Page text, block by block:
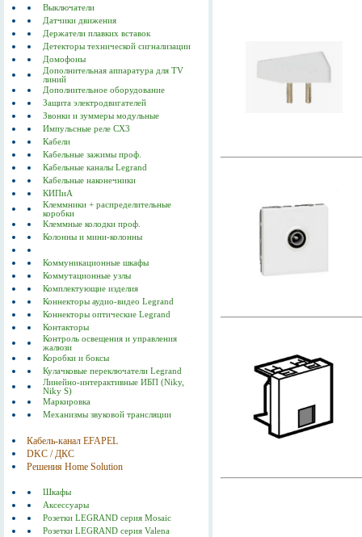
Выключатели
Датчики движения
Держатели плавких вставок
Детекторы технической сигнализации
Домофоны
Дополнительная аппаратура для TV
линий
Дополнительное оборудование
Защита электродвигателей
Звонки и зуммеры модульные
Импульсные реле CX3
Кабели
Кабельные зажимы проф.
Кабельные каналы Legrand
Кабельные наконечники
КИПиА
Клеммники + распределительные
коробки
Клеммные колодки проф.
Колонны и мини-колонны
Коммуникационные шкафы
Коммутационные узлы
Комплектующие изделия
Коннекторы аудио-видео Legrand
Коннекторы оптические Legrand
Контакторы
Контроль освещения и управления
жалюзи
Коробки и боксы
Кулачковые переключатели Legrand
Линейно-интерактивные ИБП (Niky,
Niky S)
Маркировка
Механизмы звуковой трансляции
Кабель-канал EFAPEL
DKC / ДКС
Решения Home Solution
Шкафы
Аксессуары
Розетки LEGRAND серия Mosaic
Розетки LEGRAND серия Valena